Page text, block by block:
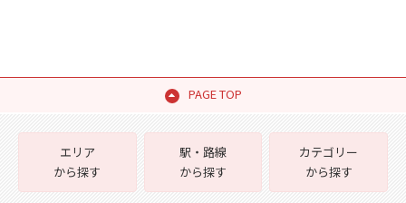
PAGE TOP
エリア
から探す
駅・路線
から探す
カテゴリー
から探す